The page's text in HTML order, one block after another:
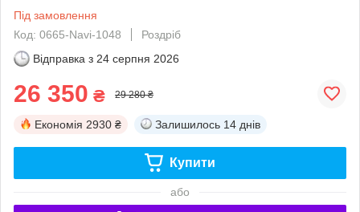
Під замовлення
Код: 0665-Navi-1048
Роздріб
Відправка з 24 серпня 2026
26 350 ₴ 29 280 ₴
Економія 2930 ₴ Залишилось 14 днів
Купити
або